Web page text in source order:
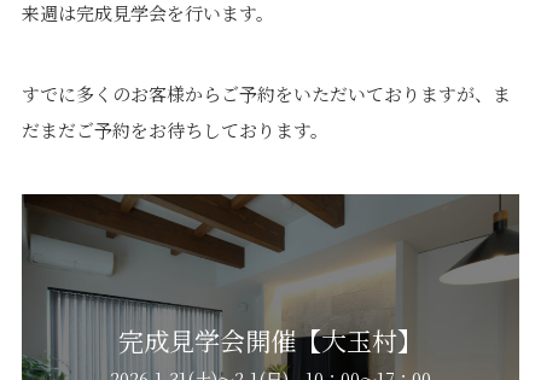
来週は完成見学会を行います。
すでに多くのお客様からご予約をいただいておりますが、ま
だまだご予約をお待ちしております。
完成見学会開催【大玉村】